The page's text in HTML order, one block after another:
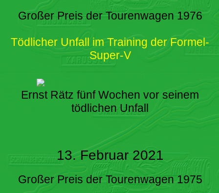
Großer Preis der Tourenwagen 1976
Tödlicher Unfall im Training der Formel-
Super-V
Ernst Rätz fünf Wochen vor seinem
tödlichen Unfall
13. Februar 2021
Großer Preis der Tourenwagen 1975